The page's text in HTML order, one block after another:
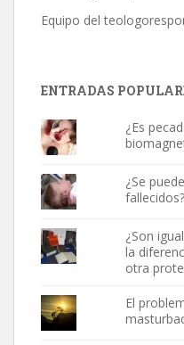
Equipo del
ENTRADAS
¿Es
¿Se
fallecidos?
¿Son
la
otra
El